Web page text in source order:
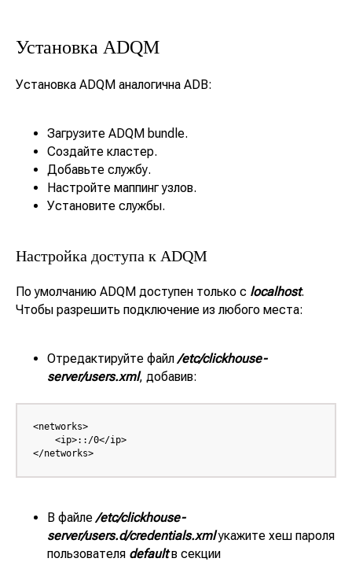
Установка ADQM
Установка ADQM аналогична ADB:
Загрузите ADQM bundle.
Создайте кластер.
Добавьте службу.
Настройте маппинг узлов.
Установите службы.
Настройка доступа к ADQM
По умолчанию ADQM доступен только с localhost.
Чтобы разрешить подключение из любого места:
Отредактируйте файл/etc/clickhouse-
server/users.xml, добавив:
<networks>
    <ip>::/0</ip>
</networks>
В файле/etc/clickhouse-
server/users.d/credentials.xmlукажите хеш пароля
пользователя defaultв секции